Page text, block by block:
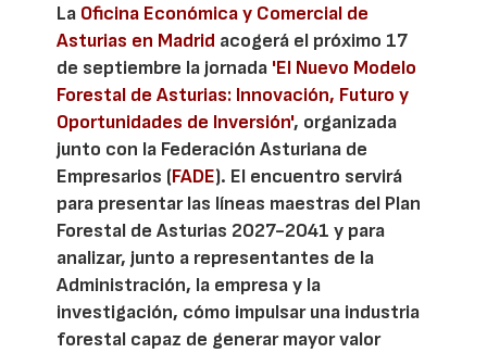
La Oficina Económica y Comercial de
Asturias en Madrid acogerá el próximo 17
de septiembre la jornada 'El Nuevo Modelo
Forestal de Asturias: Innovación, Futuro y
Oportunidades de Inversión', organizada
junto con la Federación Asturiana de
Empresarios (FADE). El encuentro servirá
para presentar las líneas maestras del Plan
Forestal de Asturias 2027-2041 y para
analizar, junto a representantes de la
Administración, la empresa y la
investigación, cómo impulsar una industria
forestal capaz de generar mayor valor